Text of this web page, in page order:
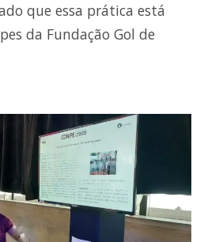
que essa prática está
da Fundação Gol de